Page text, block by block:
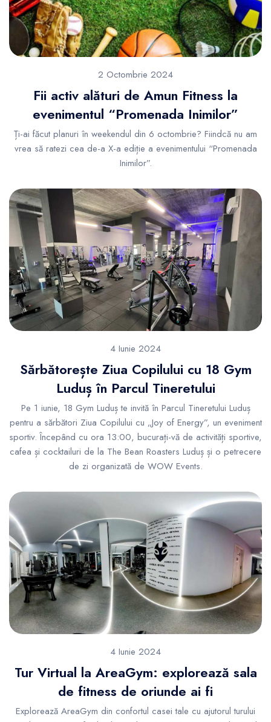
2 Octombrie 2024
Fii activ alături de Amun Fitness la
evenimentul “Promenada Inimilor”
Ți-ai făcut planuri în weekendul din 6 octombrie? Fiindcă nu am
vrea să ratezi cea de-a X-a ediție a evenimentului “Promenada
Inimilor”.
4 Iunie 2024
Sărbătorește Ziua Copilului cu 18 Gym
Luduș în Parcul Tineretului
Pe 1 iunie, 18 Gym Luduș te invită în Parcul Tineretului Luduș
pentru a sărbători Ziua Copilului cu „Joy of Energy”, un eveniment
sportiv. Începând cu ora 13:00, bucurați-vă de activități sportive,
cafea și cocktailuri de la The Bean Roasters Luduș și o petrecere
de zi organizată de WOW Events.
4 Iunie 2024
Tur Virtual la AreaGym: explorează sala
de fitness de oriunde ai fi
Explorează AreaGym din confortul casei tale cu ajutorul turului